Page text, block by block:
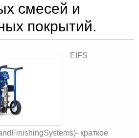
смесей и
покрытий.
EIFS
краткое